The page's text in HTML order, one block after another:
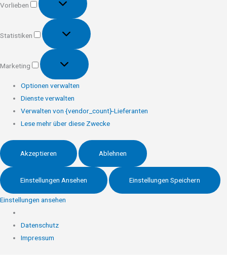
Vorlieben
Statistiken
Statistiken
Marketing
Marketing
Optionen verwalten
Dienste verwalten
Verwalten von {vendor_count}-Lieferanten
Lese mehr über diese Zwecke
Akzeptieren Ablehnen
Einstellungen Ansehen Einstellungen Speichern
Einstellungen ansehen
Datenschutz
Impressum